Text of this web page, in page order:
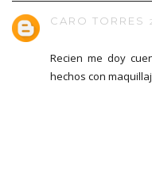
CARO TORRES
Recien me doy
hechos con